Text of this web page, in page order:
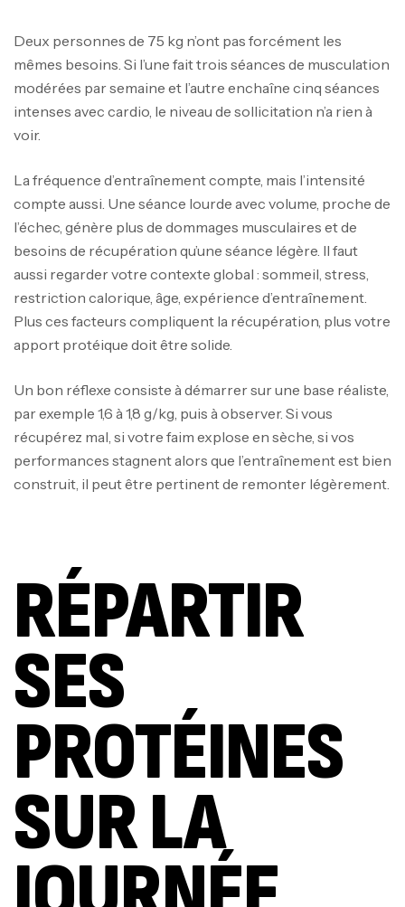
Deux personnes de 75 kg n’ont pas forcément les
mêmes besoins. Si l’une fait trois séances de musculation
modérées par semaine et l’autre enchaîne cinq séances
intenses avec cardio, le niveau de sollicitation n’a rien à
voir.
La fréquence d’entraînement compte, mais l’intensité
compte aussi. Une séance lourde avec volume, proche de
l’échec, génère plus de dommages musculaires et de
besoins de récupération qu’une séance légère. Il faut
aussi regarder votre contexte global : sommeil, stress,
restriction calorique, âge, expérience d’entraînement.
Plus ces facteurs compliquent la récupération, plus votre
apport protéique doit être solide.
Un bon réflexe consiste à démarrer sur une base réaliste,
par exemple 1,6 à 1,8 g/kg, puis à observer. Si vous
récupérez mal, si votre faim explose en sèche, si vos
performances stagnent alors que l’entraînement est bien
construit, il peut être pertinent de remonter légèrement.
RÉPARTIR
SES
PROTÉINES
SUR LA